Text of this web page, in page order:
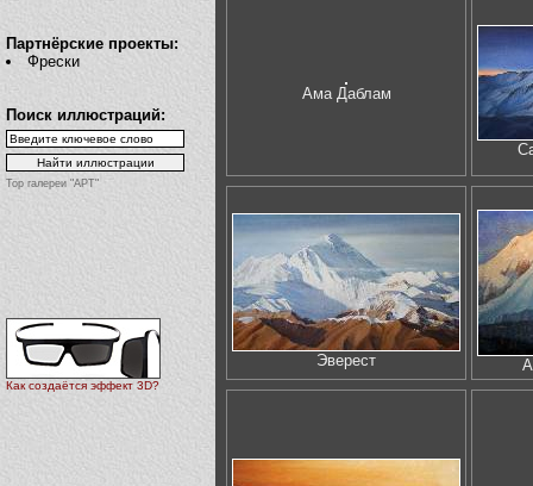
Партнёрские проекты:
Фрески
Поиск иллюстраций:
Top галереи "АРТ"
Как создаётся эффект 3D?
Ама Даблам
Эверест